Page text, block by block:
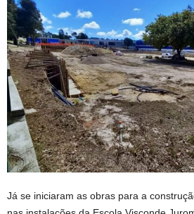
Já se iniciaram as obras para a